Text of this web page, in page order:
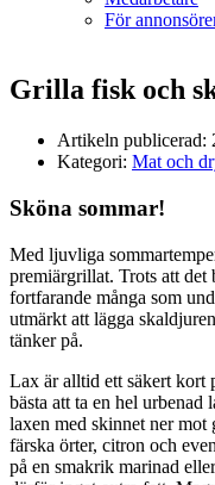
För
Grilla fisk och
Artikeln publicerad:
Kategori: Mat och
Sköna sommar!
Med ljuvliga
premiärgrillat. Trots att
fortfarande många som
utmärkt att lägga
tänker på.
Lax är alltid ett säkert kort
bästa att ta en hel
laxen med skinnet ner
färska örter, citron och
på en smakrik marinad